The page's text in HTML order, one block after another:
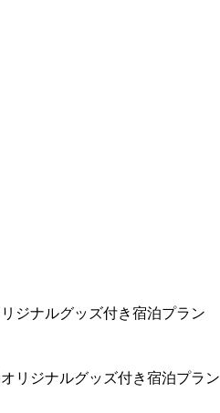
ジナルグッズ付き宿泊プラン
リジナルグッズ付き宿泊プラン